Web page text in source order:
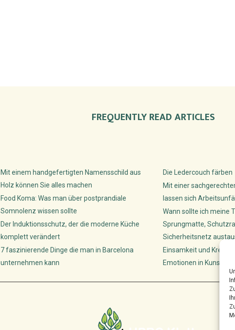
FREQUENTLY READ ARTICLES
Mit einem handgefertigten Namensschild aus
Holz können Sie alles machen
Food Koma: Was man über postprandiale
Somnolenz wissen sollte
Der Induktionsschutz, der die moderne Küche
komplett verändert
7 faszinierende Dinge die man in Barcelona
unternehmen kann
Die Ledercouch färben
Mit einer
lassen sich
Wann sollte ich meine
Sprungmatte,
Sicherheitsnetz
Einsamkeit und
Emotionen in Kunst